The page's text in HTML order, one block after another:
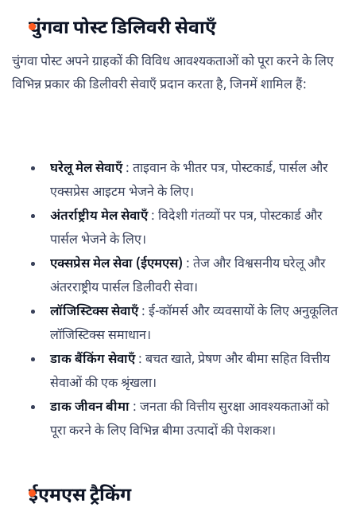
चुंगवा पोस्ट डिलिवरी सेवाएँ
चुंगवा पोस्ट अपने ग्राहकों की विविध आवश्यकताओं को पूरा करने के लिए
विभिन्न प्रकार की डिलीवरी सेवाएँ प्रदान करता है, जिनमें शामिल हैं:
घरेलू मेल सेवाएँ: ताइवान के भीतर पत्र, पोस्टकार्ड, पार्सल और
एक्सप्रेस आइटम भेजने के लिए।
अंतर्राष्ट्रीय मेल सेवाएँ: विदेशी गंतव्यों पर पत्र, पोस्टकार्ड और
पार्सल भेजने के लिए।
एक्सप्रेस मेल सेवा (ईएमएस) : तेज और विश्वसनीय घरेलू और
अंतरराष्ट्रीय पार्सल डिलीवरी सेवा।
लॉजिस्टिक्स सेवाएँ: ई-कॉमर्स और व्यवसायों के लिए अनुकूलित
लॉजिस्टिक्स समाधान।
डाक बैंकिंग सेवाएँ: बचत खाते, प्रेषण और बीमा सहित वित्तीय
सेवाओं की एक श्रृंखला।
डाक जीवन बीमा : जनता की वित्तीय सुरक्षा आवश्यकताओं को
पूरा करने के लिए विभिन्न बीमा उत्पादों की पेशकश।
ईएमएस ट्रैकिंग